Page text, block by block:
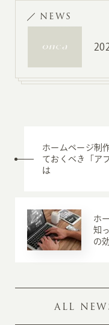
NEWS
ホームページ制
ておくべき「ア
は
ホ
知
の
ALL